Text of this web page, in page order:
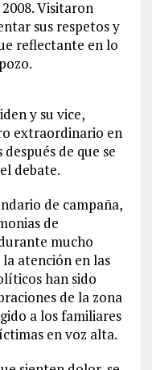
Visitaron
sus respetos y
reflectante en lo
y su vice,
extraordinario en
de que se
debate.
de campaña,
de
mucho
atención en las
han sido
de la zona
a los familiares
en voz alta.